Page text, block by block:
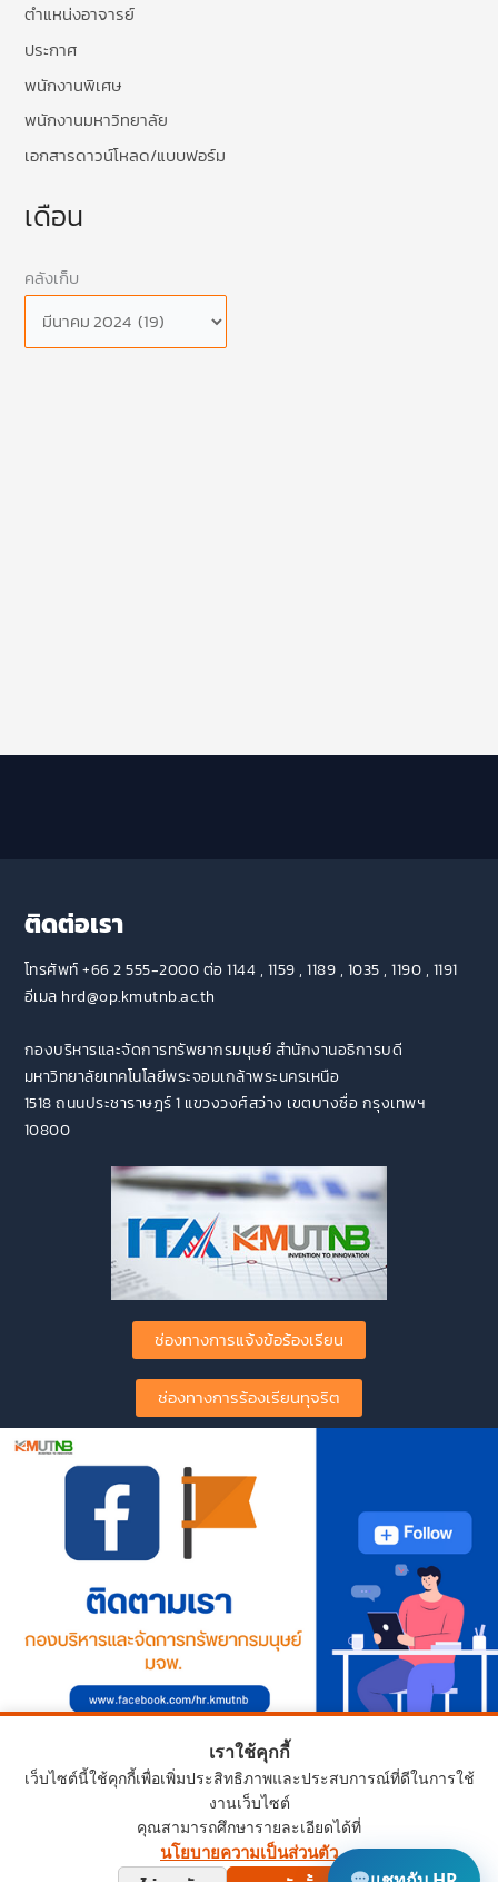
ตำแหน่งอาจารย์
ประกาศ
พนักงานพิเศษ
พนักงานมหาวิทยาลัย
เอกสารดาวน์โหลด/แบบฟอร์ม
เดือน
คลังเก็บ
เราใช้คุกกี้
เว็บไซต์นี้ใช้คุกกี้เพื่อเพิ่มประสิทธิภาพและประสบการณ์ที่ดีในการใช้
งานเว็บไซต์
คุณสามารถศึกษารายละเอียดได้ที่
นโยบายความเป็นส่วนตัว
ติดต่อเรา
โทรศัพท์ +66 2 555-2000 ต่อ 1144 , 1159 , 1189 , 1035 , 1190 , 1191
อีเมล hrd@op.kmutnb.ac.th
กองบริหารและจัดการทรัพยากรมนุษย์ สำนักงานอธิการบดี
มหาวิทยาลัยเทคโนโลยีพระจอมเกล้าพระนครเหนือ
1518 ถนนประชาราษฎร์ 1 แขวงวงศ์สว่าง เขตบางซื่อ กรุงเทพฯ
10800
ช่องทางการแจ้งข้อร้องเรียน
ช่องทางการร้องเรียนทุจริต
Copyright © 2024 HRD.KMUTNB.AC.TH